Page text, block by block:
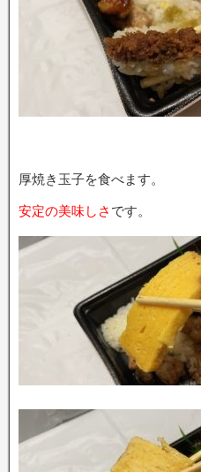
厚焼き玉子を食べます。
安定の美味しさ です。